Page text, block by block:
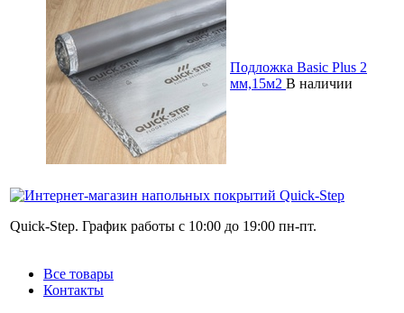
Подложка Basic Plus 2
мм,15м2 В наличии
Quick-Step. График работы с 10:00 до 19:00 пн-пт.
Все товары
Контакты